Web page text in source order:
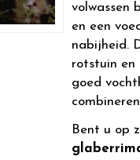
volwassen
en een
nabijheid.
rotstuin en
goed
Bent u op